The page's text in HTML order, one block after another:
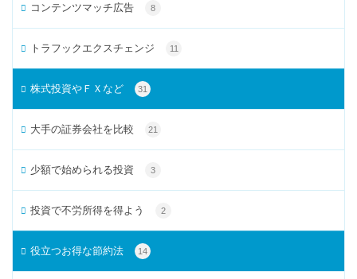
コンテンツマッチ広告 8
トラフックエクスチェンジ 11
株式投資やＦＸなど 31
大手の証券会社を比較 21
少額で始められる投資 3
投資で不労所得を得よう 2
役立つお得な節約法 14